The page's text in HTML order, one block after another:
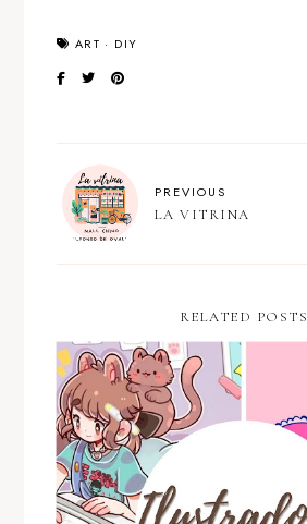
ART · DIY
PREVIOUS
LA VITRINA
RELATED POSTS